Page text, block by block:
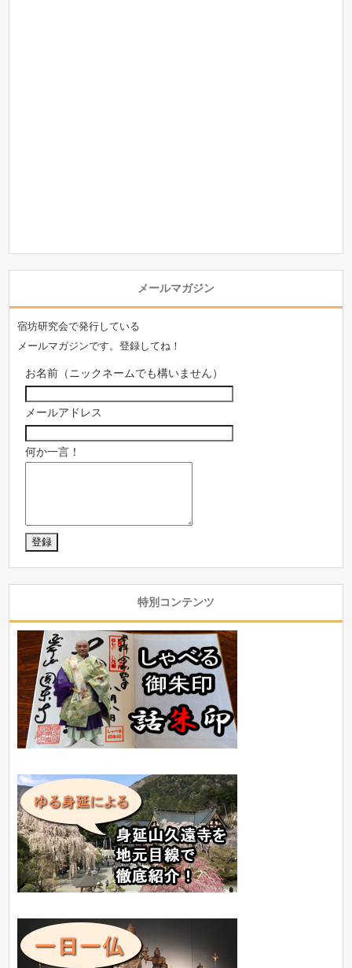
メールマガジン
宿坊研究会で発行している
メールマガジンです。登録してね！
お名前（ニックネームでも構いません）
メールアドレス
何か一言！
特別コンテンツ